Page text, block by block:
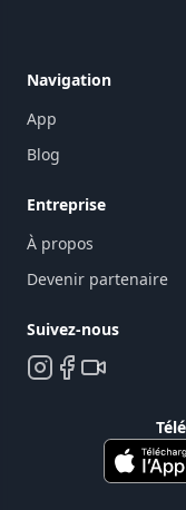
Navigation
App
Blog
Entreprise
À propos
Devenir partenaire
Suivez-nous